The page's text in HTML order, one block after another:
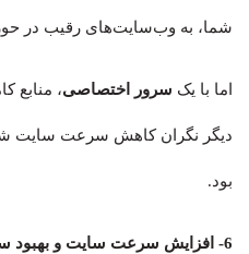
شما، به وب‌سایت‌های رقیب در
اما با یک سرور اختصاصی، منابع
دیگر نگران کاهش سرعت سایت
بود.
6- افزایش سرعت سایت و بهبود